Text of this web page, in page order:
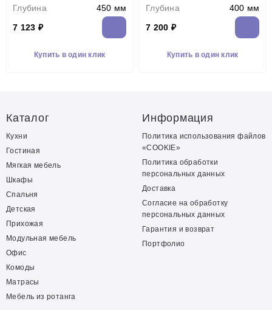
Глубина
450 мм
7 123 ₽
Купить в один клик
Глубина
400 мм
7 200 ₽
Купить в один клик
Каталог
Кухни
Гостиная
Мягкая мебель
Шкафы
Спальня
Детская
Прихожая
Модульная мебель
Офис
Комоды
Матрасы
Мебель из ротанга
Информация
Политика использования файлов
«COOKIE»
Политика обработки
персональных данных
Доставка
Согласие на обработку
персональных данных
Гарантия и возврат
Портфолио